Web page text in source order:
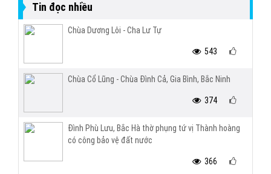
Tin đọc nhiều
Chùa Dương Lôi - Cha Lư Tự
543
Chùa Cổ Lũng - Chùa Đình Cả, Gia Bình, Bắc Ninh
374
Đình Phù Lưu, Bắc Hà thờ phụng tứ vị Thành hoàng
có công bảo vệ đất nước
366